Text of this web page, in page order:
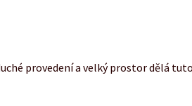
provedení a velký prostor dělá tuto